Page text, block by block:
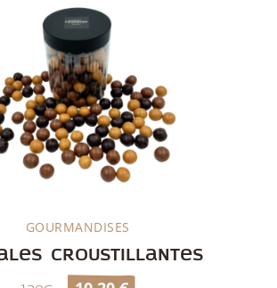
Découvrir
croustillantes
GOURMANDISES